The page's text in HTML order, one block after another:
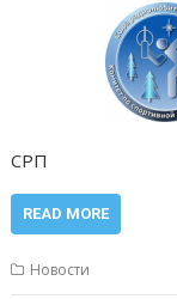
СРП
READ MORE
Новости